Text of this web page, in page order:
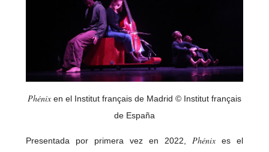
Phénixen el Institut français de Madrid © Institut français
de España
Presentada por primera vez en 2022,Phénix es el